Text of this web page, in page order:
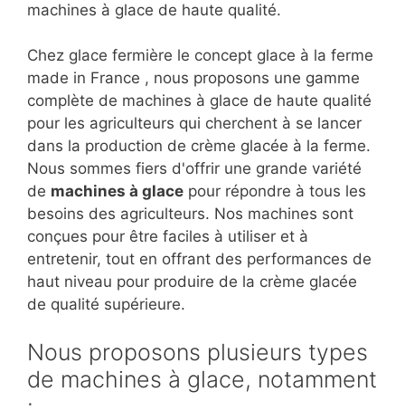
machines à glace de haute qualité.
Chez glace fermière le concept glace à la ferme
made in France , nous proposons une gamme
complète de machines à glace de haute qualité
pour les agriculteurs qui cherchent à se lancer
dans la production de crème glacée à la ferme.
Nous sommes fiers d'offrir une grande variété
de machines à glace pour répondre à tous les
besoins des agriculteurs. Nos machines sont
conçues pour être faciles à utiliser et à
entretenir, tout en offrant des performances de
haut niveau pour produire de la crème glacée
de qualité supérieure.
Nous proposons plusieurs types
de machines à glace, notamment